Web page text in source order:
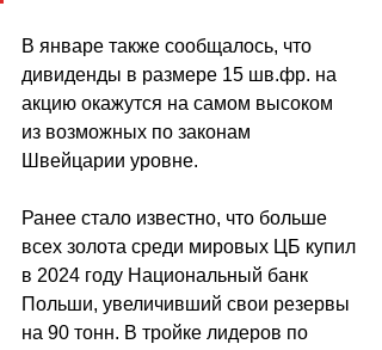
В январе также сообщалось, что
дивиденды в размере 15 шв.фр. на
акцию окажутся на самом высоком
из возможных по законам
Швейцарии уровне.
Ранее стало известно, что больше
всех золота среди мировых ЦБ купил
в 2024 году Национальный банк
Польши, увеличивший свои резервы
на 90 тонн. В тройке лидеров по